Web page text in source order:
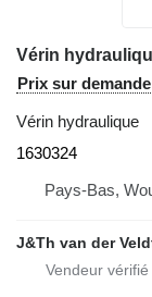
Prix sur demande
Vérin hydraulique
1630324
Pays-Bas,
J&Th van der